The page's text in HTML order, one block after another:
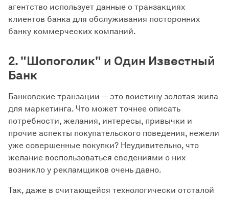
агентство использует данные о транзакциях
клиентов банка для обслуживания посторонних
банку коммерческих компаний.
2. "Шопоголик" и Один Известный
Банк
Банковские транзации — это воистину золотая жила
для маркетинга. Что может точнее описать
потребности, желания, интересы, привычки и
прочие аспекты покупательского поведения, нежели
уже совершенные покупки? Неудивительно, что
желание воспользоваться сведениями о них
возникло у рекламщиков очень давно.
Так, даже в считающейся технологически отсталой